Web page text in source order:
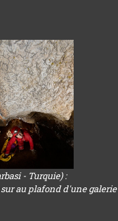
- Turquie) :
au plafond d'une galerie